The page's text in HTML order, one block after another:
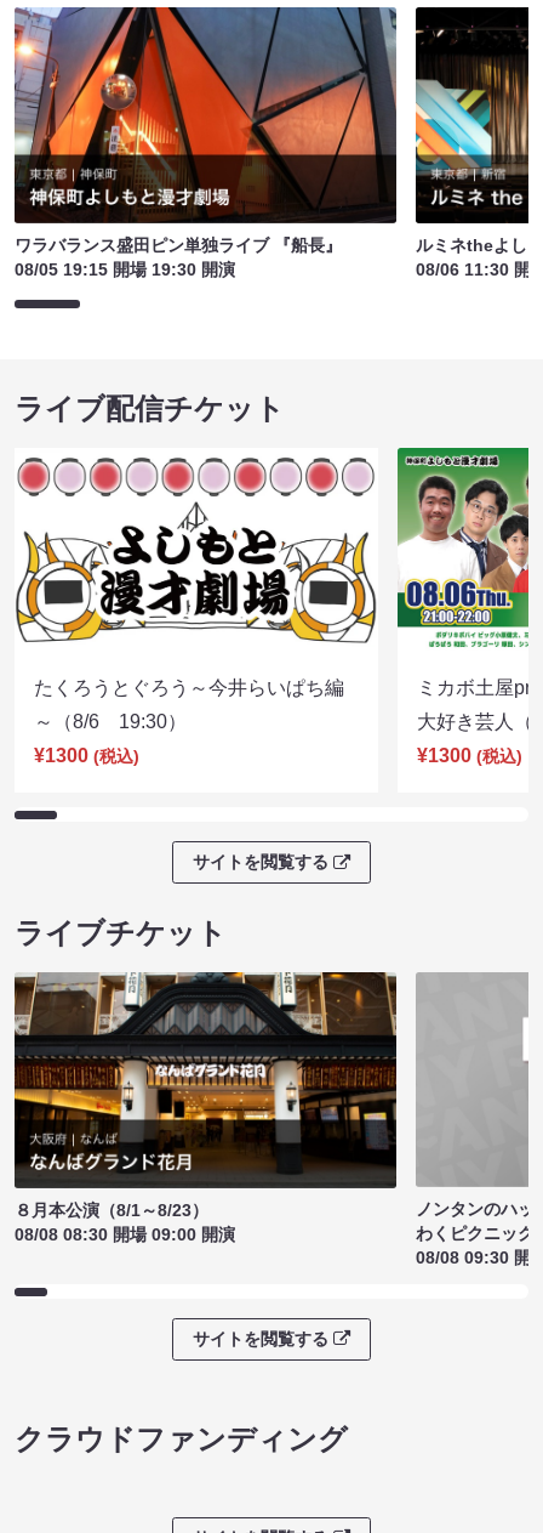
ワラバランス盛田ピン単独ライブ 『船長』
08/05 19:15 開場 19:30 開演
ルミネtheよし
08/06 11:30 開
ライブ配信チケット
たくろうとぐろう～今井らいぱち編
～（8/6 19:30）
¥1300 (税込)
ミカボ土屋
大好き芸人
¥1300 (税込)
サイトを閲覧する
ライブチケット
８月本公演（8/1～8/23）
08/08 08:30 開場 09:00 開演
ノンタンのハッ
わくピクニック
08/08 09:30 開
サイトを閲覧する
クラウドファンディング